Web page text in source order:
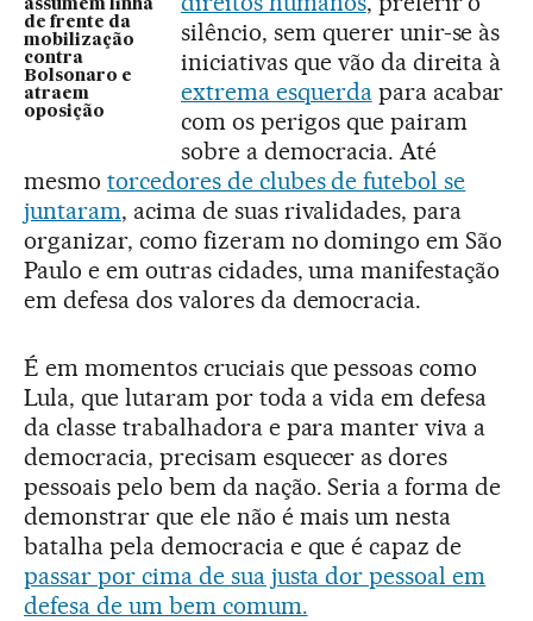
assumem linha
de frente da
mobilização
contra
Bolsonaro e
atraem
oposição
silêncio, sem querer unir-se às
iniciativas que vão da direita à
extrema esquerdapara acabar
com os perigos que pairam
sobre a democracia. Até
mesmo torcedores de clubes de futebol se
juntaram, acima de suas rivalidades, para
organizar, como fizeram no domingo em São
Paulo e em outras cidades, uma manifestação
em defesa dos valores da democracia.
É em momentos cruciais que pessoas como
Lula, que lutaram por toda a vida em defesa
da classe trabalhadora e para manter viva a
democracia, precisam esquecer as dores
pessoais pelo bem da nação. Seria a forma de
demonstrar que ele não é mais um nesta
batalha pela democracia e que é capaz de
passar por cima de sua justa dor pessoal em
defesa de um bem comum.